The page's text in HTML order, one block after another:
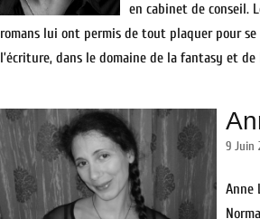
en cabinet de conseil.
romans lui ont permis de tout plaquer pour
l’écriture, dans le domaine de la fantasy et de
9 Juin
Anne